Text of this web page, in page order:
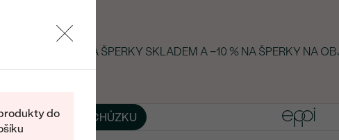
FRIDAY: −25 % NA ŠPERKY SKLADEM A −10 % NA ŠPERKY NA
DOMLUVIT SI SCHŮZKU
do